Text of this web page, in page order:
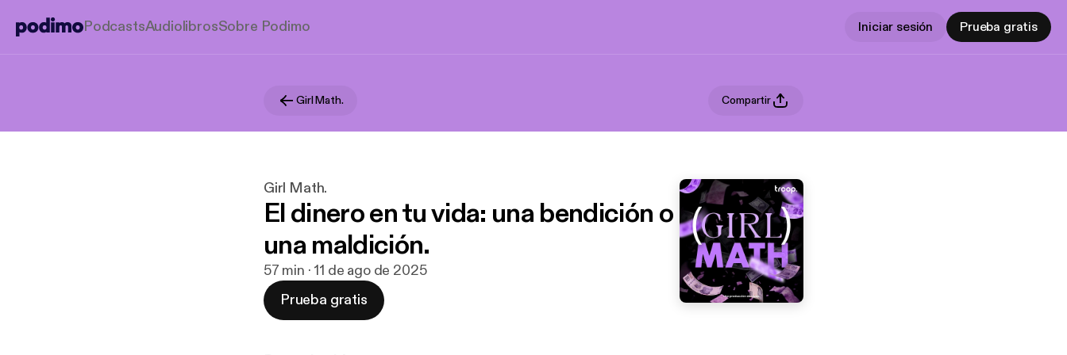
PodcastsAudiolibrosSobre Podimo Iniciar sesión Prueba gratis
Girl Math. Compartir
Girl Math.
El dinero en tu vida: una bendición o
una maldición.
57 min · 11 de ago de 2025
Prueba gratis